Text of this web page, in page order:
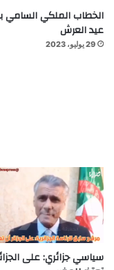
الخطاب الملكي السامي
عيد العرش
29 يوليو، 2023
سياسي جزائري: على